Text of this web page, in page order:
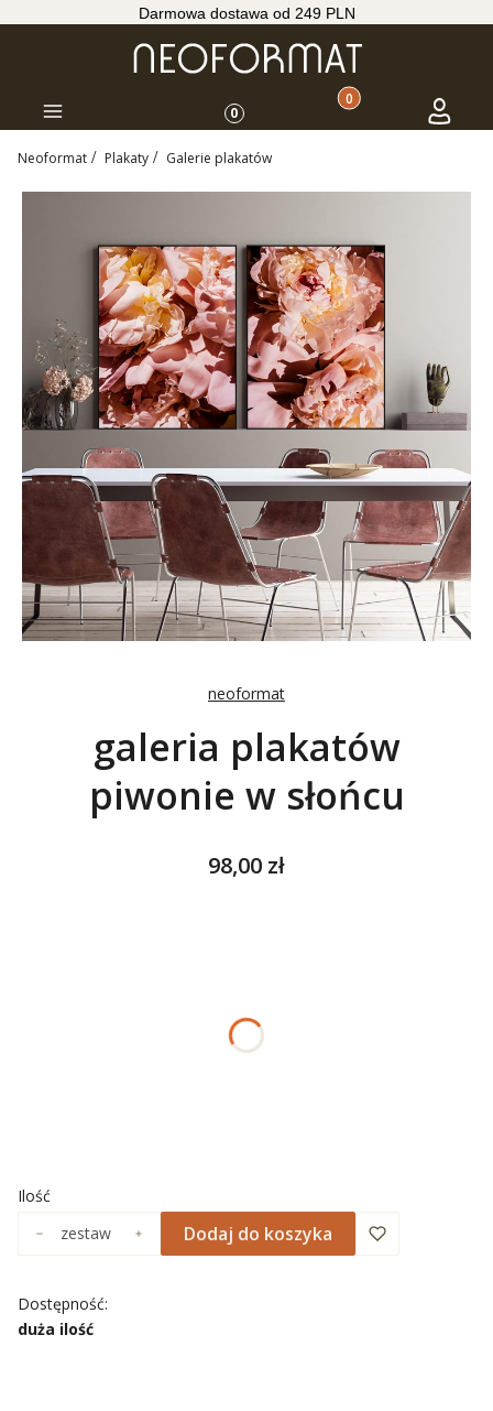
Darmowa dostawa od 249 PLN
Menu 0 Produkty w koszyku:
Koszyk Zaloguj
Neoformat Plakaty Galerie plakatów
neoformat
galeria plakatów
piwonie w słońcu
Cena
98,00 zł
Ilość
zestaw
Dodaj do koszyka
Dostępność:
duża ilość